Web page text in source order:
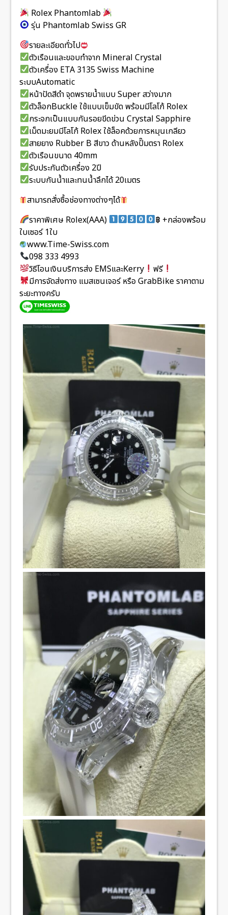
Rolex Phantomlab
รุ่น Phantomlab Swiss GR
รายละเอียดทั่วไป
ตัวเรือนและขอบทำจาก Mineral Crystal
ตัวเครื่อง ETA 3135 Swiss Machine
ระบบAutomatic
หน้าปัดสีดำ จุดพรายน้ำแบบ Super สว่างมาก
ตัวล็อกBuckle ใช้แบบเข็มขัด พร้อมมีโลโก้ Rolex
กระจกเป็นแบบกันรอยขีดข่วน Crystal Sapphire
เม็ดมะยมมีโลโก้ Rolex ใช้ล็อคด้วยการหมุนเกลียว
สายยาง Rubber B สีขาว ด้านหลังปั๊มตรา Rolex
ตัวเรือนขนาด 40mm
รับประกันตัวเครื่อง 2ปี
ระบบกันน้ำและทนน้ำลึกได้ 20เมตร
สามารถสั่งซื้อช่องทางต่างๆได้
ราคาพิเศษ Rolex(AAA)
฿ +กล่องพร้อม
ใบเซอร์ 1ใบ
www.Time-Swiss.com
098 333 4993
วิธีโอนเงินบริการส่ง EMSและKerry
ฟรี
มีการจัดส่งทาง แมสเซนเจอร์ หรือ GrabBike ราคาตาม
ระยะทางครับ